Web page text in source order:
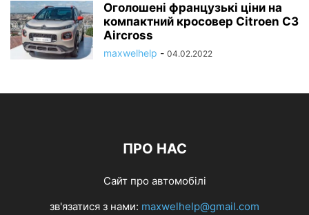
Оголошені французькі ціни на
компактний кросовер Citroen C3
Aircross
maxwelhelp - 04.02.2022
ПРО НАС
Сайт про автомобілі
зв'язатися з нами: maxwelhelp@gmail.com